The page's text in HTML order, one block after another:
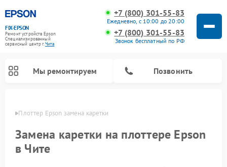
FIX-EPSON
Ремонт устройств Epson
Специализированный
cервисный центр г.Чита
+7 (800) 301-55-83
Ежедневно, с 10:00 до 20:00
+7 (800) 301-55-83
Звонок бесплатный по РФ
Мы ремонтируем Позвонить
Чите Плоттер Epson замена каретки
Замена каретки на плоттере Epson
в Чите